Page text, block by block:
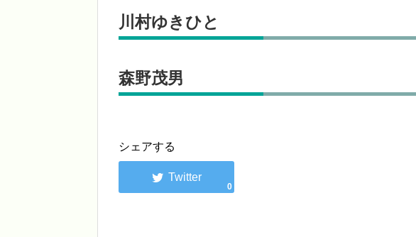
川村ゆきひと
森野茂男
シェアする
0